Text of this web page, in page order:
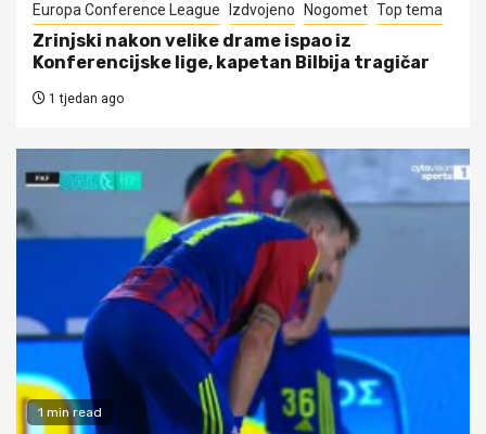
Europa Conference League Izdvojeno Nogomet Top tema
Zrinjski nakon velike drame ispao iz
Konferencijske lige, kapetan Bilbija tragičar
1 tjedan ago
1 min read